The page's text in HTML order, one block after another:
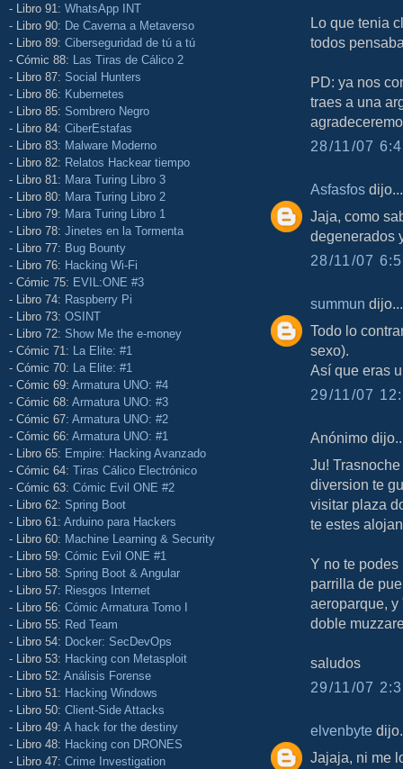
- Libro 91: WhatsApp INT
- Libro 90: De Caverna a Metaverso
- Libro 89: Ciberseguridad de tú a tú
- Cómic 88: Las Tiras de Cálico 2
- Libro 87: Social Hunters
- Libro 86: Kubernetes
- Libro 85: Sombrero Negro
- Libro 84: CiberEstafas
- Libro 83: Malware Moderno
- Libro 82: Relatos Hackear tiempo
- Libro 81: Mara Turing Libro 3
- Libro 80: Mara Turing Libro 2
- Libro 79: Mara Turing Libro 1
- Libro 78: Jinetes en la Tormenta
- Libro 77: Bug Bounty
- Libro 76: Hacking Wi-Fi
- Cómic 75: EVIL:ONE #3
- Libro 74: Raspberry Pi
- Libro 73: OSINT
- Libro 72: Show Me the e-money
- Cómic 71: La Elite: #1
- Cómic 70: La Elite: #1
- Cómic 69: Armatura UNO: #4
- Cómic 68: Armatura UNO: #3
- Cómic 67: Armatura UNO: #2
- Cómic 66: Armatura UNO: #1
- Libro 65: Empire: Hacking Avanzado
- Cómic 64: Tiras Cálico Electrónico
- Cómic 63: Cómic Evil ONE #2
- Libro 62: Spring Boot
- Libro 61: Arduino para Hackers
- Libro 60: Machine Learning & Security
- Libro 59: Cómic Evil ONE #1
- Libro 58: Spring Boot & Angular
- Libro 57: Riesgos Internet
- Libro 56: Cómic Armatura Tomo I
- Libro 55: Red Team
- Libro 54: Docker: SecDevOps
- Libro 53: Hacking con Metasploit
- Libro 52: Análisis Forense
- Libro 51: Hacking Windows
- Libro 50: Client-Side Attacks
- Libro 49: A hack for the destiny
- Libro 48: Hacking con DRONES
- Libro 47: Crime Investigation
Lo que tenia
todos
PD: ya nos
traes a una
28/11/07
Asfasfos dijo...
Jaja, como
degenerados
28/11/07
summun dijo...
Todo lo
sexo).
Así que eras
29/11/07
Anónimo
Ju!
diversion te
visitar plaza
te estes
Y no te
parrilla de
aeroparque,
doble
saludos
29/11/07
elvenbyte
Jajaja, ni me